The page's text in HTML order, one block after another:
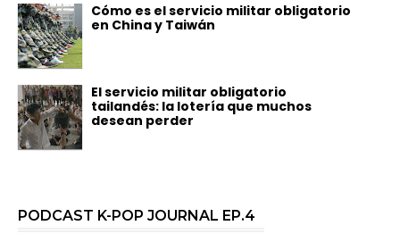
Cómo es el servicio militar obligatorio
en China y Taiwán
El servicio militar obligatorio
tailandés: la lotería que muchos
desean perder
PODCAST K-POP JOURNAL EP.4